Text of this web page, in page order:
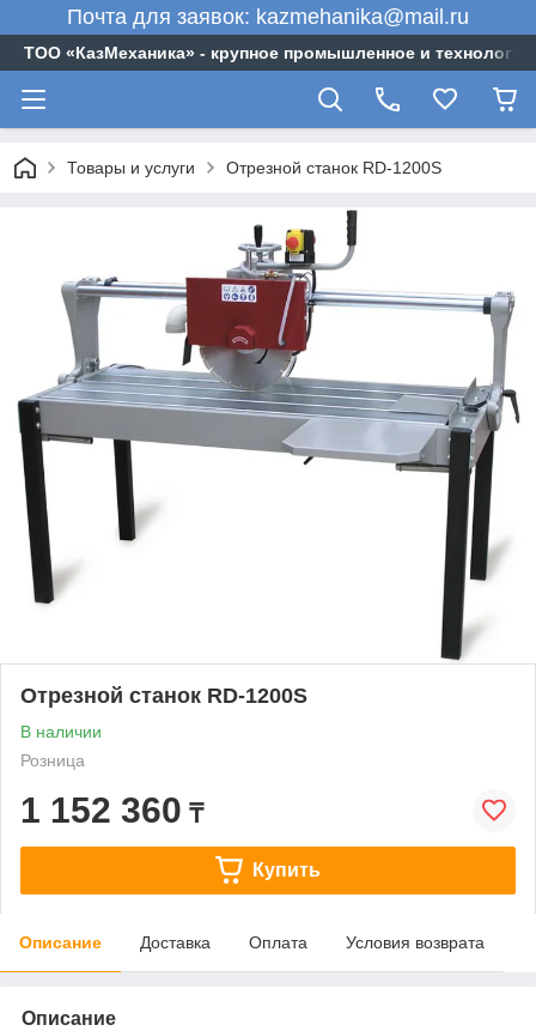
Почта для заявок: kazmehanika@mail.ru
ТОО «‎КазМеханика» - крупное промышленное и
Товары и услуги Отрезной станок RD-1200S
Отрезной станок RD-1200S
В наличии
Розница
1 152 360 ₸
Купить
Описание Доставка Оплата Условия возврата
Описание